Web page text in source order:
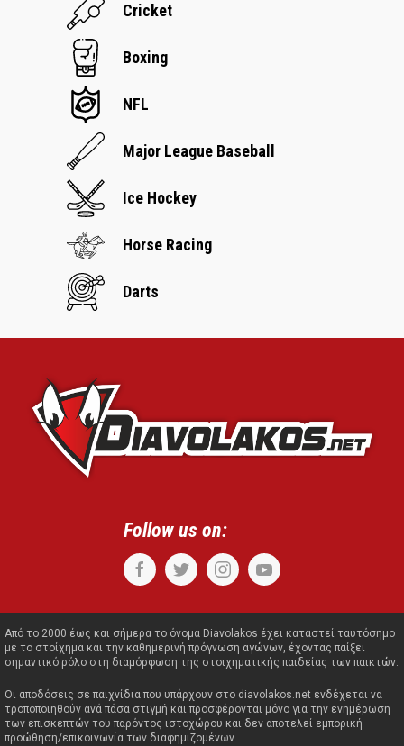
Cricket
Boxing
NFL
Major League Baseball
Ice Hockey
Horse Racing
Darts
Follow us on:
Από το 2000 έως και σήμερα το όνομα Diavolakos έχει καταστεί ταυτόσημο
με το στοίχημα και την καθημερινή πρόγνωση αγώνων, έχοντας παίξει
σημαντικό ρόλο στη διαμόρφωση της στοιχηματικής παιδείας των παικτών.
Οι αποδόσεις σε παιχνίδια που υπάρχουν στο diavolakos.net ενδέχεται να
τροποποιηθούν ανά πάσα στιγμή και προσφέρονται μόνο για την ενημέρωση
των επισκεπτών του παρόντος ιστοχώρου και δεν αποτελεί εμπορική
προώθηση/επικοινωνία των διαφημιζομένων.